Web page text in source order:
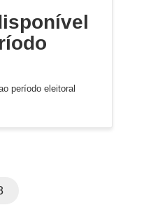
período eleitoral